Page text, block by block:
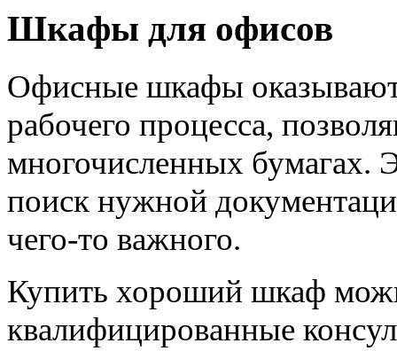
Шкафы для офисов
Офисные шкафы
рабочего процесса,
многочисленных бумагах.
поиск нужной
чего-то важного.
Купить хороший шкаф
квалифицированные